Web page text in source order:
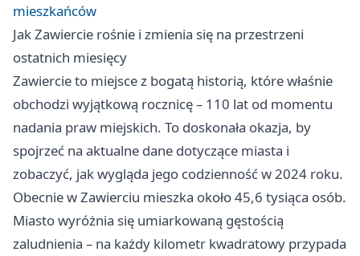
mieszkańców
Jak Zawiercie rośnie i zmienia się na przestrzeni
ostatnich miesięcy
Zawiercie to miejsce z bogatą historią, które właśnie
obchodzi wyjątkową rocznicę – 110 lat od momentu
nadania praw miejskich. To doskonała okazja, by
spojrzeć na aktualne dane dotyczące miasta i
zobaczyć, jak wygląda jego codzienność w 2024 roku.
Obecnie w Zawierciu mieszka około 45,6 tysiąca osób.
Miasto wyróżnia się umiarkowaną gęstością
zaludnienia – na każdy kilometr kwadratowy przypada